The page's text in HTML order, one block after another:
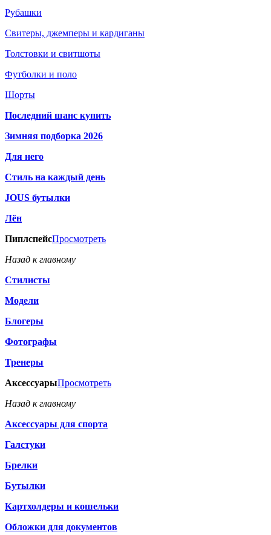
Рубашки
Свитеры, джемперы и кардиганы
Толстовки и свитшоты
Футболки и поло
Шорты
Последний шанс купить
Зимняя подборка 2026
Для него
Стиль на каждый день
JOUS бутылки
Лён
ПиплспейсПросмотреть
Назад к главному
Стилисты
Модели
Блогеры
Фотографы
Тренеры
АксессуарыПросмотреть
Назад к главному
Аксессуары для спорта
Галстуки
Брелки
Бутылки
Картхолдеры и кошельки
Обложки для документов